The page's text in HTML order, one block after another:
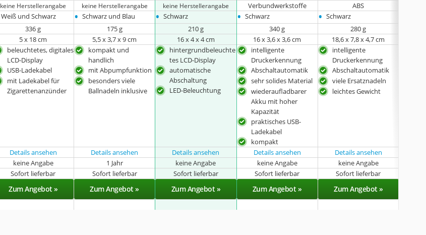
keine Herstellerangabe keine Herstellerangabe keine Herstellerangabe Verbundwerkstoffe ABS
Weiß und Schwarz • Schwarz und Blau • Schwarz • Schwarz • Schwarz
336 g 175 g 210 g 340 g
280 g
5 x 18 cm 5,5 x 3,7 x 9 cm 16 x 4 x 4 cm 16 x 3,6 x 3,6 cm 18,6 x 7,8 x 4,7 cm
beleuchtetes, digitales
LCD-Display
USB-Ladekabel
mit Ladekabel für
Zigarettenanzünder
kompakt und
handlich
mit Abpumpfunktion
besonders viele
Ballnadeln inklusive
hintergrundbeleuchte
tes LCD-Display
automatische
Abschaltung
LED-Beleuchtung
intelligente
Druckerkennung
Abschaltautomatik
sehr solides Material
wiederaufladbarer
Akku mit hoher
Kapazität
praktisches USB-
Ladekabel
kompakt
intelligente
Druckerkennung
Abschaltautomatik
viele Ersatznadeln
leichtes Gewicht
Details ansehen Details ansehen Details ansehen Details ansehen
Details ansehen
keine Angabe 1 Jahr keine Angabe keine Angabe keine Angabe
Sofort lieferbar Sofort lieferbar Sofort lieferbar Sofort lieferbar Sofort lieferbar
Zum Angebot » Zum Angebot » Zum Angebot » Zum Angebot » Zum Angebot »